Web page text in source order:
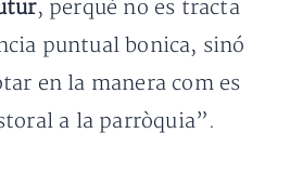
, perquè no es tracta
puntual bonica, sinó
en la manera com es
a la parròquia”.